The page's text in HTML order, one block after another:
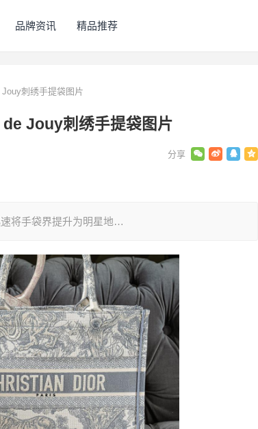
品牌资讯 精品推荐
刺绣手提袋图片
Jouy刺绣手提袋图片
速将手袋界提升为明星地…